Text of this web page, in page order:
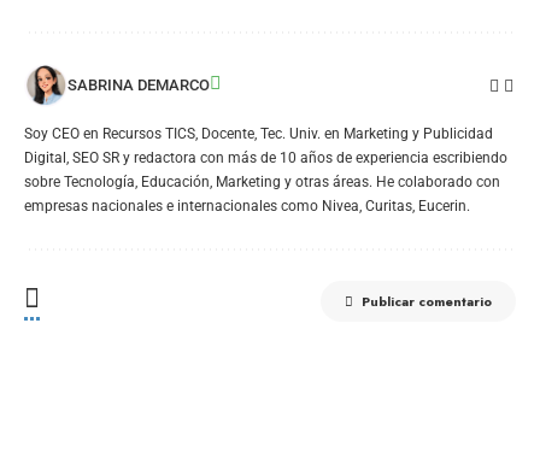
SABRINA DEMARCO
Soy CEO en Recursos TICS, Docente, Tec. Univ. en Marketing y Publicidad
Digital, SEO SR y redactora con más de 10 años de experiencia escribiendo
sobre Tecnología, Educación, Marketing y otras áreas. He colaborado con
empresas nacionales e internacionales como Nivea, Curitas, Eucerin.
Publicar comentario